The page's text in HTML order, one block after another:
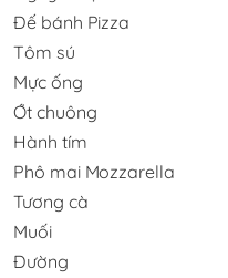
Đế bánh Pizza
Tôm sú
Mực ống
Ớt chuông
Hành tím
Phô mai Mozzarella
Tương cà
Muối
Đường